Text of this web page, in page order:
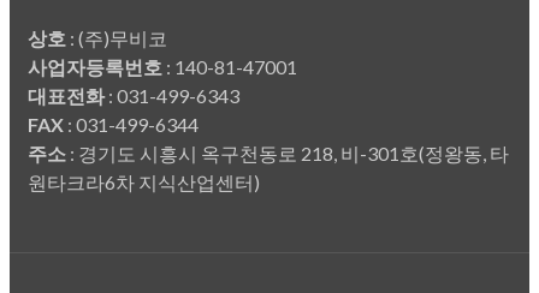
상호 : (주)무비코
사업자등록번호 : 140-81-47001
대표전화: 031-499-6343
FAX : 031-499-6344
주소 : 경기도 시흥시 옥구천동로 218, 비-301호(정왕동, 타
원타크라6차 지식산업센터)